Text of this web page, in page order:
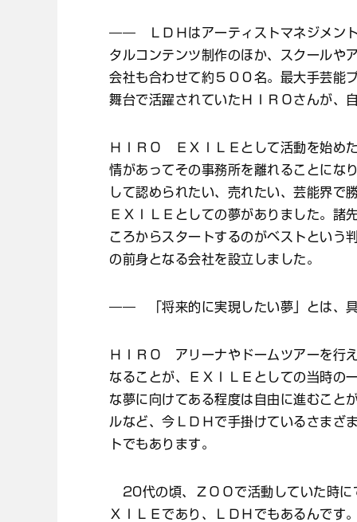
―― ＬＤＨはアーティストマネジメント
タルコンテンツ制作のほか、スクールや
会社も合わせて約５００名。最大手芸能
舞台で活躍されていたＨＩＲＯさんが、
ＨＩＲＯ ＥＸＩＬＥとして活動を始め
情があってその事務所を離れることにな
して認められたい、売れたい、芸能界で
ＥＸＩＬＥとしての夢がありました。諸
ころからスタートするのがベストという
の前身となる会社を設立しました。
―― 「将来的に実現したい夢」とは、具
ＨＩＲＯ アリーナやドームツアーを行
なることが、ＥＸＩＬＥとしての当時の
な夢に向けてある程度は自由に進むこと
ルなど、今ＬＤＨで手掛けているさまざ
トでもあります。
20代の頃、ＺＯＯで活動していた時に
ＸＩＬＥであり、ＬＤＨでもあるんです